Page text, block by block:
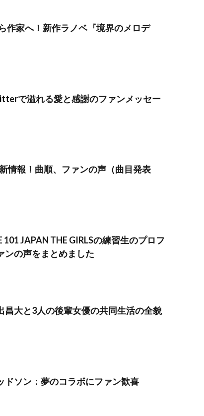
作家へ！新作ラノベ『境界のメロデ
で溢れる愛と感謝のファンメッセー
情報！曲順、ファンの声（曲目発表
JAPAN THE GIRLSの練習生のプロフ
ンの声をまとめました
昌大と3人の後輩女優の共同生活の全貌
ドソン：夢のコラボにファン歓喜